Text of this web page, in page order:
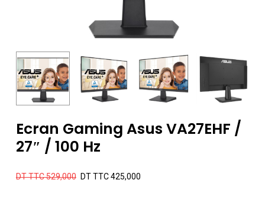
Ecran Gaming Asus VA27EHF /
27″ / 100 Hz
DT TTC529,000 Le
DT TTC425,000Le